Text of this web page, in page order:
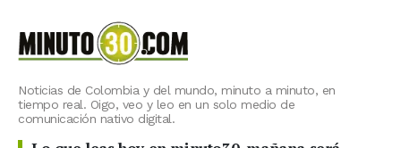
Noticias de Colombia y del mundo, minuto a minuto, en
tiempo real. Oigo, veo y leo en un solo medio de
comunicación nativo digital.